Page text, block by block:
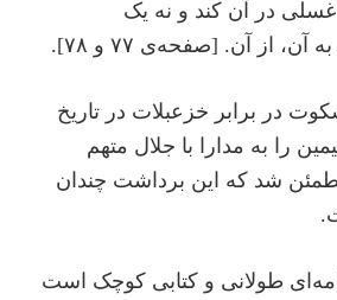
در آن کند و نه یک
از آن. [صفحه‌ی ۷۷ و ۷۸].
در برابر خزعبلات در تاریخ
را به مدارا با جلال متهم
شد که این برداشت چندان
طولانی و کتابی کوچک است